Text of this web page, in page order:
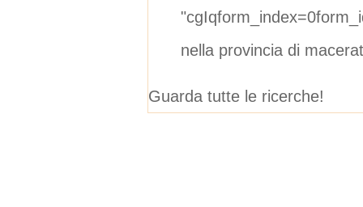
nella provincia di
Guarda tutte le ricerche!